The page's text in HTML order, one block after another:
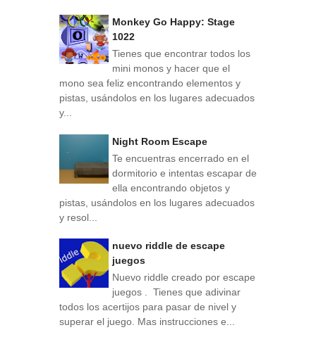
Monkey Go Happy: Stage
1022
Tienes que encontrar todos los
mini monos y hacer que el
mono sea feliz encontrando elementos y
pistas, usándolos en los lugares adecuados
y...
Night Room Escape
Te encuentras encerrado en el
dormitorio e intentas escapar de
ella encontrando objetos y
pistas, usándolos en los lugares adecuados
y resol...
nuevo riddle de escape
juegos
Nuevo riddle creado por escape
juegos . Tienes que adivinar
todos los acertijos para pasar de nivel y
superar el juego. Mas instrucciones e...